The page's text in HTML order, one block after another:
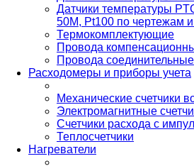
Датчики температуры
50М, Pt100 по чертежам и
Термокомплектующие
Провода
Провода соединительные
Расходомеры и приборы учета
Механические счетчики
Электромагнитные
Счетчики расхода с
Теплосчетчики
Нагреватели